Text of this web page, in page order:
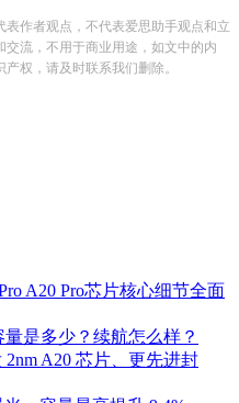
作者观点，不代表爱思助手观点和立
流，不用于商业用途，如文中的内
权，请及时联系我们删除。
A20 Pro芯片核心细节全面
量是多少？续航怎么样？
2nm A20 芯片、更先进封